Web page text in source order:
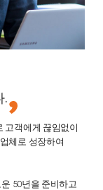
.
고객에게 끊임없이
체로 성장하여
50년을 준비하고